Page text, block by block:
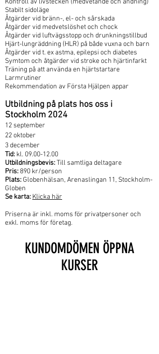
Kontroll av livstecken (medvetande och andning)
Stabilt sidoläge
Åtgärder vid bränn-, el- och sårskada
Åtgärder vid medvetslöshet och chock
Åtgärder vid luftvägsstopp och drunkningstillbud
Hjärt-lungräddning (HLR) på både vuxna och barn
Åtgärder vid t. ex astma, epilepsi och diabetes
Symtom och åtgärder vid stroke och hjärtinfarkt
Träning på att använda en hjärtstartare
Larmrutiner
Rekommendation av Första Hjälpen appar
Utbildning på plats hos oss i
Stockholm 2024
12 september
22 oktober
3 december
Tid: kl. 09.00-12.00
Utbildningsbevis:Till samtliga deltagare
Pris: 890 kr/person
Plats: Globenhälsan, Arenaslingan 11, Stockholm-
Globen
Se karta: Klicka här
Priserna är inkl. moms för privatpersoner och
exkl. moms för företag.
KUNDOMDÖMEN ÖPPNA
KURSER